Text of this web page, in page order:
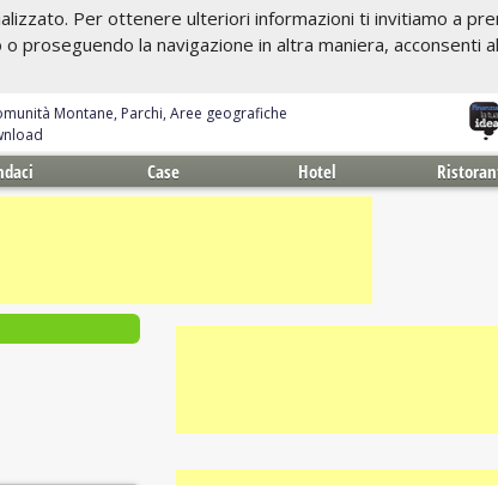
Per ottenere ulteriori informazioni ti invitiamo a
proseguendo la navigazione in altra maniera, acconsenti
Montane, Parchi, Aree geografiche
Case Hotel